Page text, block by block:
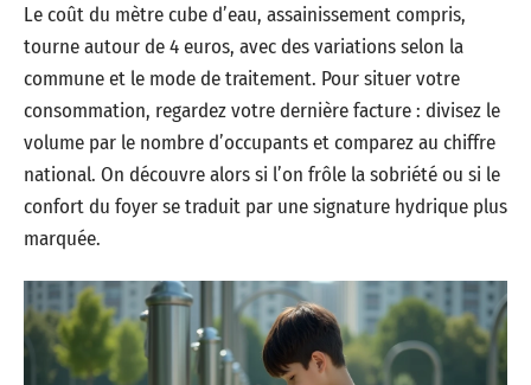
Le coût du mètre cube d’eau, assainissement compris,
tourne autour de 4 euros, avec des variations selon la
commune et le mode de traitement. Pour situer votre
consommation, regardez votre dernière facture : divisez le
volume par le nombre d’occupants et comparez au chiffre
national. On découvre alors si l’on frôle la sobriété ou si le
confort du foyer se traduit par une signature hydrique plus
marquée.